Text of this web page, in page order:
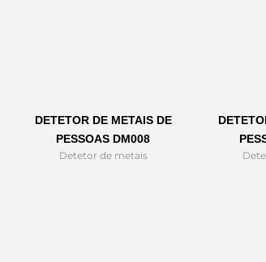
DETETOR DE METAIS DE
PESSOAS DM008
Detetor de metais